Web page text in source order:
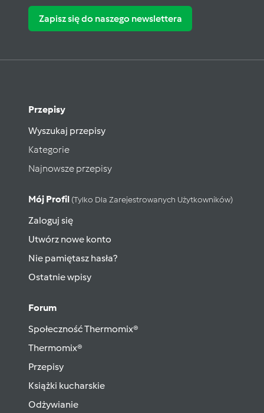
Zapisz się do naszego newslettera
Przepisy
Wyszukaj przepisy
Kategorie
Najnowsze przepisy
Mój Profil (tylko Dla Zarejestrowanych Użytkowników)
Zaloguj się
Utwórz nowe konto
Nie pamiętasz hasła?
Ostatnie wpisy
Forum
Społeczność Thermomix®
Thermomix®
Przepisy
Książki kucharskie
Odżywianie